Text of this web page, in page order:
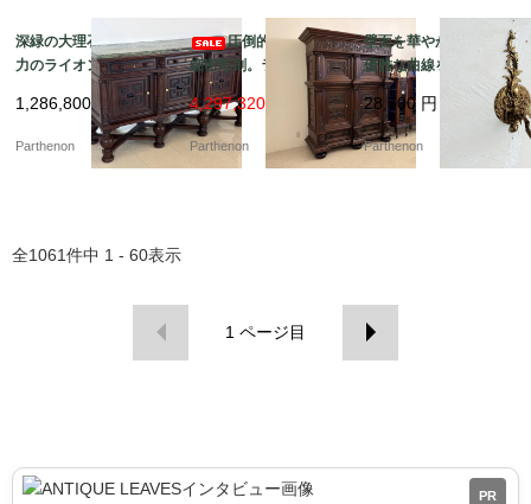
深緑の大理石天板と迫
力のライオン彫刻。重
厚な佇まいで空間を彩
る大型サイドボード【d
1,286,800円
Parthenon
圧倒的な風格と
細密彫刻。ライオンが
守る重厚な佇まいの大
型キャビネット【ds23
-11】
4,297,320 円
Parthenon
壁面を華やかに彩る、
優雅な曲線を描く真鍮
製の1灯式ウォールラン
プ【2059】
28,700 円
Parthenon
全1061件中 1 - 60表示
1 ページ目
PR